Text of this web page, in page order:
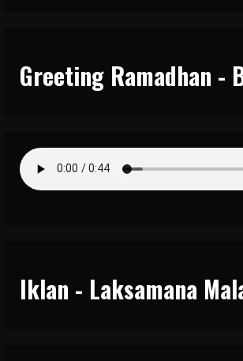
Greeting Ramadhan -
Iklan - Laksamana